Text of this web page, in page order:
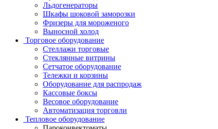
Льдогенераторы
Шкафы шоковой заморозки
Фризеры для мороженого
Выносной холод
Торговое оборудование
Стеллажи торговые
Стеклянные витрины
Сетчатое оборудование
Тележки и корзины
Оборудование для распродаж
Кассовые боксы
Весовое оборудование
Автоматизация торговли
Тепловое оборудование